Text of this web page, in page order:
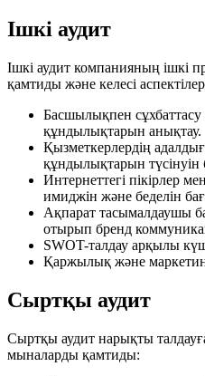
Ішкі аудит
Ішкі аудит компанияның ішкі
қамтиды және келесі
Басшылықпен
құндылықтарын анықтау.
Қызметкерлердің
құндылықтарын түсінуін
Интернеттегі пікірлер
имиджін және беделін
Ақпарат тасымалдаушы
отырып бренд
SWOT-талдау арқылы
Қаржылық және
Сыртқы аудит
Сыртқы аудит нарықты
мыналарды қамтиды: